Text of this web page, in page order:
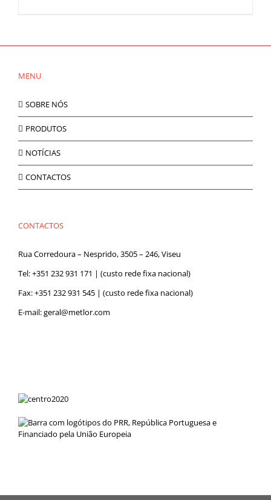
MENU
SOBRE NÓS
PRODUTOS
NOTÍCIAS
CONTACTOS
CONTACTOS
Rua Corredoura – Nesprido, 3505 – 246, Viseu
Tel:+351 232 931 171 | (custo rede fixa nacional)
Fax: +351 232 931 545 | (custo rede fixa nacional)
E-mail:geral@metlor.com